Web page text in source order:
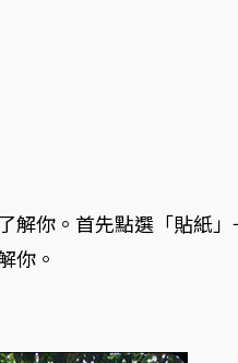
解你。首先點選「貼紙
你。